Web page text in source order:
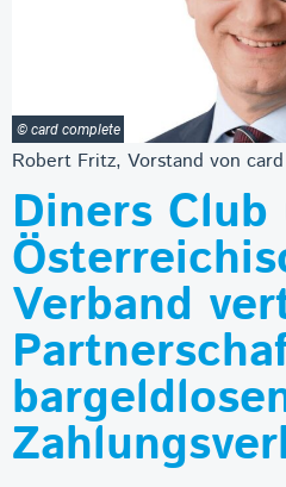
© card complete
Robert Fritz, Vorstand von
Diners
Verband